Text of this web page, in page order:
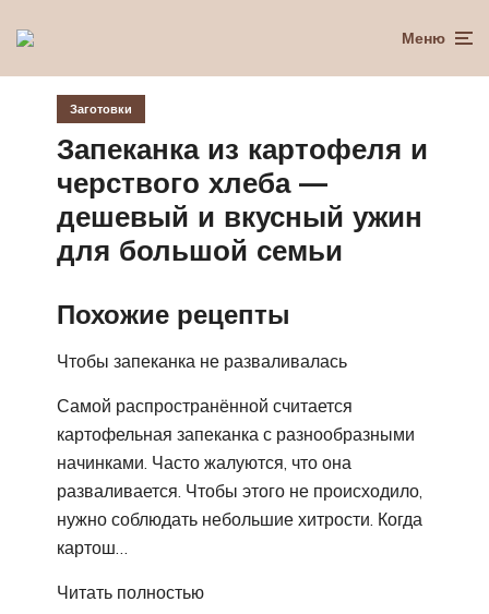
Меню
Заготовки
Запеканка из картофеля и
черствого хлеба —
дешевый и вкусный ужин
для большой семьи
Похожие рецепты
Чтобы запеканка не разваливалась
Самой распространённой считается
картофельная запеканка с разнообразными
начинками. Часто жалуются, что она
разваливается. Чтобы этого не происходило,
нужно соблюдать небольшие хитрости. Когда
картош…
Читать полностью